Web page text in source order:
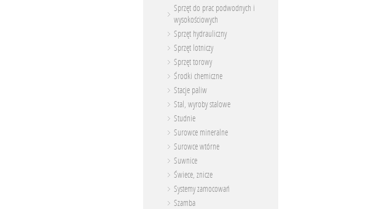
Sprzęt do prac podwodnych i
wysokościowych
Sprzęt hydrauliczny
Sprzęt lotniczy
Sprzęt torowy
Środki chemiczne
Stacje paliw
Stal, wyroby stalowe
Studnie
Surowce mineralne
Surowce wtórne
Suwnice
Świece, znicze
Systemy zamocowań
Szamba